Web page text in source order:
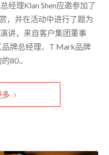
经理Klan Shen应邀参加了
，并在活动中进行了题为
讲，来自客户集团董事
牌总经理、T Mark品牌
80...
多